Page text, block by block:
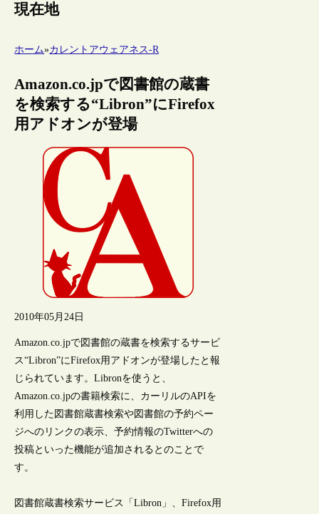
現在地
ホーム»カレントアウェアネス-R
Amazon.co.jpで図書館の蔵書
を検索する“Libron”にFirefox
用アドオンが登場
2010年05月24日
Amazon.co.jpで図書館の蔵書を検索するサービ
ス“Libron”にFirefox用アドオンが登場したと報
じられています。Libronを使うと、
Amazon.co.jpの書籍検索に、カーリルのAPIを
利用した図書館蔵書検索や図書館の予約ペー
ジへのリンクの表示、予約情報のTwitterへの
投稿といった機能が追加されるとのことで
す。
図書館蔵書検索サービス「Libron」、Firefox用